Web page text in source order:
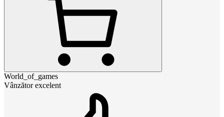
World_of_games
Vânzător excelent